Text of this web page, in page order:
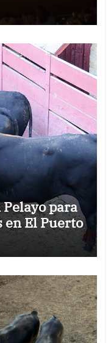
para
El Puerto